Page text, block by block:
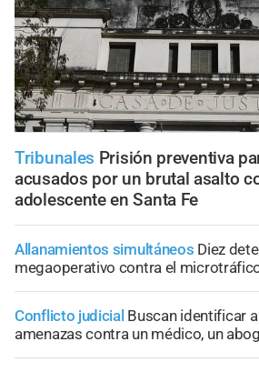
Tribunales Prisión preventiva
acusados por un brutal asalto
adolescente en Santa Fe
Allanamientos simultáneos Diez
megaoperativo contra el
Conflicto judicial Buscan identificar
amenazas contra un médico, un